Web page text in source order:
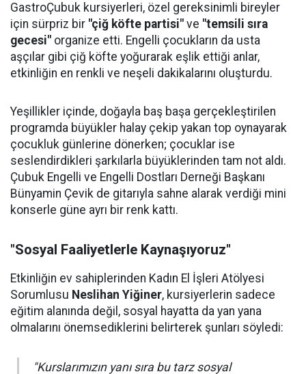
GastroÇubuk kursiyerleri, özel gereksinimli bireyler
için sürpriz bir "çiğ köfte partisi" ve "temsili sıra
gecesi" organize etti. Engelli çocukların da usta
aşçılar gibi çiğ köfte yoğurarak eşlik ettiği anlar,
etkinliğin en renkli ve neşeli dakikalarını oluşturdu.
Yeşillikler içinde, doğayla baş başa gerçekleştirilen
programda büyükler halay çekip yakan top oynayarak
çocukluk günlerine dönerken; çocuklar ise
seslendirdikleri şarkılarla büyüklerinden tam not aldı.
Çubuk Engelli ve Engelli Dostları Derneği Başkanı
Bünyamin Çevik de gitarıyla sahne alarak verdiği mini
konserle güne ayrı bir renk kattı.
"Sosyal Faaliyetlerle Kaynaşıyoruz"
Etkinliğin ev sahiplerinden Kadın El İşleri Atölyesi
Sorumlusu Neslihan Yiğiner, kursiyerlerin sadece
eğitim alanında değil, sosyal hayatta da yan yana
olmalarını önemsediklerini belirterek şunları söyledi:
"Kurslarımızın yanı sıra bu tarz sosyal